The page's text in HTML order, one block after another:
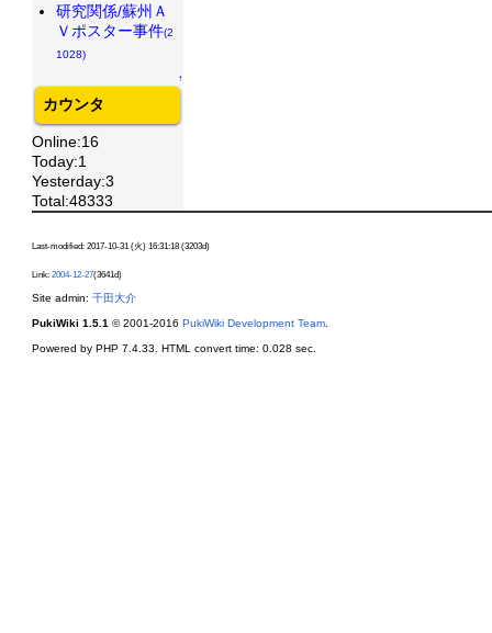
研究関係/蘇州Ａ
Ｖポスター事件(2
1028)
↑
カウンタ
Online:16
Today:1
Yesterday:3
Total:48333
Last-modified: 2017-10-31 (火) 16:31:18 (3203d)
Link: 2004-12-27(3641d)
Site admin: 千田大介
PukiWiki 1.5.1 © 2001-2016 PukiWiki Development Team
Powered by PHP 7.4.33. HTML convert time: 0.028 sec.